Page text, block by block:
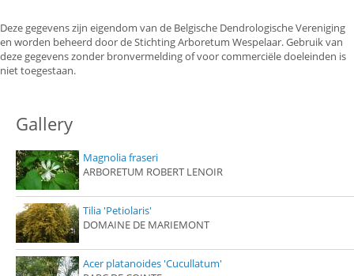
Deze gegevens zijn eigendom van de Belgische Dendrologische Vereniging
en worden beheerd door de Stichting Arboretum Wespelaar. Gebruik van
deze gegevens zonder bronvermelding of voor commerciële doeleinden is
niet toegestaan.
Gallery
Magnolia fraseri
ARBORETUM ROBERT LENOIR
Tilia 'Petiolaris'
DOMAINE DE MARIEMONT
Acer platanoides 'Cucullatum'